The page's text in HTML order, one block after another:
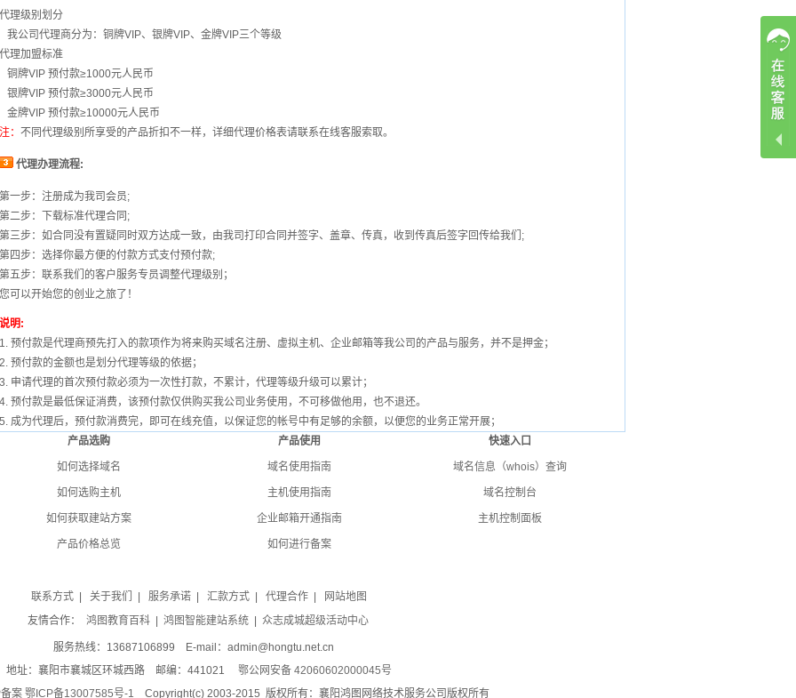
代理级别划分
我公司代理商分为：铜牌VIP、银牌VIP、金牌VIP三个等级
代理加盟标准
铜牌VIP 预付款≥1000元人民币
银牌VIP 预付款≥3000元人民币
金牌VIP 预付款≥10000元人民币
注： 不同代理级别所享受的产品折扣不一样，详细代理价格表请联系在线客服索取。
代理办理流程:
第一步：注册成为我司会员;
第二步：下载标准代理合同;
第三步：如合同没有置疑同时双方达成一致，由我司打印合同并签字、盖章、传真，收到传真后签字回传给我们;
第四步：选择你最方便的付款方式支付预付款;
第五步：联系我们的客户服务专员调整代理级别；
您可以开始您的创业之旅了！
说明:
1. 预付款是代理商预先打入的款项作为将来购买域名注册、虚拟主机、企业邮箱等我公司的产品与服务，并不是押金；
2. 预付款的金额也是划分代理等级的依据；
3. 申请代理的首次预付款必须为一次性打款，不累计，代理等级升级可以累计；
4. 预付款是最低保证消费，该预付款仅供购买我公司业务使用，不可移做他用，也不退还。
5. 成为代理后，预付款消费完，即可在线充值，以保证您的帐号中有足够的余额，以便您的业务正常开展；
产品选购
如何选择域名
如何选购主机
如何获取建站方案
产品价格总览
产品使用
域名使用指南
主机使用指南
企业邮箱开通指南
如何进行备案
快速入口
域名信息（whois）查询
域名控制台
主机控制面板
联系方式 关于我们 服务承诺 汇款方式 代理合作
网站地图
友情合作：
鸿图教育百科| 鸿图智能建站系统| 众志成城超级活动中心
服务热线：13687106899 E-mail：admin@hongtu.net.cn
地址：襄阳市襄城区环城西路 邮编：441021 鄂公网安备 42060602000045号
案 鄂ICP备13007585号-1 Copyright(c) 2003-2015 版权所有：襄阳鸿图网络技术服务公司版权所有